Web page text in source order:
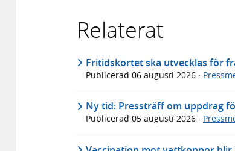
Relaterat
Fritidskortet ska utvecklas för
Publicerad 06 augusti 2026 ·
Ny tid: Pressträff om uppdrag
Publicerad 05 augusti 2026 ·